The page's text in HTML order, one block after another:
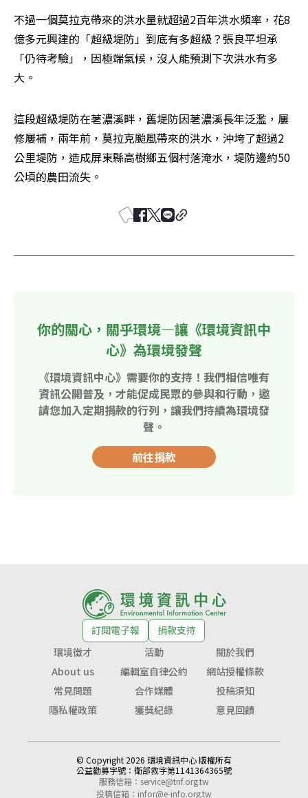
不過一個莫拉克帶來的洪水量就超過2百年洪水頻率，花8
億多元興建的「超級堤防」到底有多超級？張良平坦承
「仍待考驗」，因極端氣候，沒人能預測下次洪水有多
大。
這段超級堤防在荖濃溪畔，舊堤防因荖濃溪長年泛濫，屢
修屢補，兩年前，莫拉克颱風帶來的洪水，沖垮了超過2
公里堤防，造成屏東縣高樹鄉五個村落淹水，堤防邊約50
公頃的農田流失。
你的關心，關乎環境—讓《環境資訊中
心》為環境發聲
《環境資訊中心》需要你的支持！我們相信唯有
資訊公開普及，才能促成民眾的參與和行動，邀
請您加入定期捐款的行列，讓我們持續為環境發
聲。
前往捐款
訂閱電子報
捐款支持
環境徵才
活動
關於我們
About us
編輯室自律公約
網站授權條款
常見問題
合作媒體
投稿須知
隱私權政策
獲獎紀錄 意見回饋
© Copyright 2026 環境資訊中心 版權所有
公益勸募字號： 衛部救字第1141364365號
服務信箱： service@tnf.org.tw
投稿信箱： infor@e-info.org.tw